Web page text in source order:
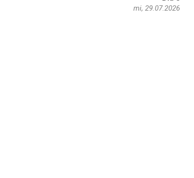
mi, 29.07.2026